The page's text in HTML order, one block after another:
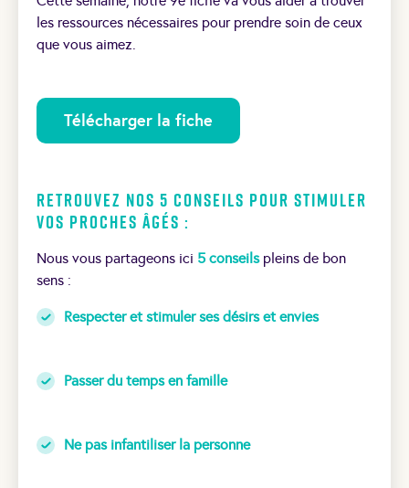
les ressources nécessaires pour prendre soin de ceux
que vous aimez.
Télécharger la fiche
Retrouvez nos 5 conseils pour stimuler
vos proches âgés :
Nous vous partageons ici 5 conseilspleins de bon
sens :
Respecter et stimuler ses désirs et envies
Passer du temps en famille
Ne pas infantiliser la personne